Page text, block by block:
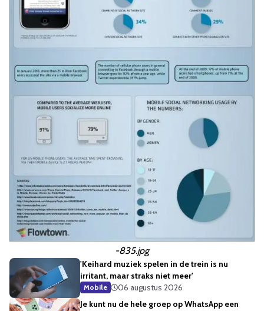
-835.jpg
'Keihard muziek spelen in de trein is nu
irritant, maar straks niet meer'
Mobile
06 augustus 2026
Je kunt nu de hele groep op WhatsApp een